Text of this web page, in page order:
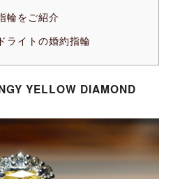
輪をご紹介
ライトの婚約指輪
YELLOW DIAMOND